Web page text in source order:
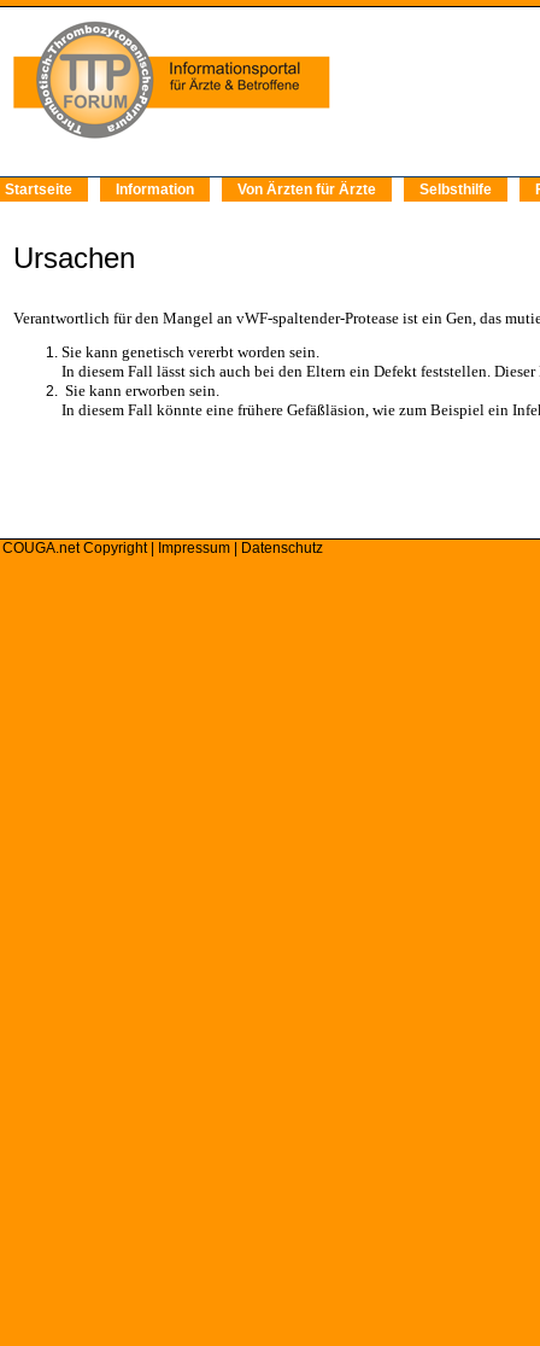
Startseite Information Von Ärzten für Ärzte Selbsthilfe
Ursachen
Verantwortlich für den Mangel an vWF-spaltender-Protease ist ein Gen, das
Sie kann genetisch vererbt worden sein.
In diesem Fall lässt sich auch bei den Eltern ein Defekt feststellen.
Sie kann erworben sein.
In diesem Fall könnte eine frühere Gefäßläsion, wie zum Beispiel ein
Copyright | Impressum Datenschutz